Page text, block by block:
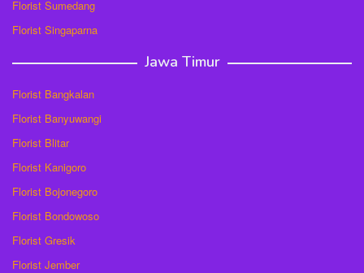
Florist Sumedang
Florist Singaparna
Jawa Timur
Florist Bangkalan
Florist Banyuwangi
Florist Blitar
Florist Kanigoro
Florist Bojonegoro
Florist Bondowoso
Florist Gresik
Florist Jember